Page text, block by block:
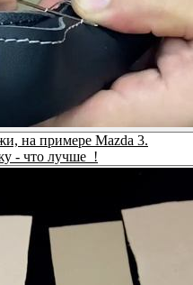
на примере Mazda 3.
- что лучше_!